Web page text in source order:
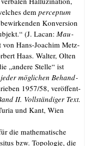
demper­cep­tum
Kon­ver­si­on
(J. Lacan: Mau­
von Hans-Joa­chim Metz­
Haas. Wal­ter, Olten
„ande­re Stel­le“ ist
mög­li­chen Behand­
1957/​58, ver­öf­fent­
II. Voll­stän­di­ger Text.
und Kant, Wien
die mathe­ma­ti­sche
bzw. Topo­lo­gie, die